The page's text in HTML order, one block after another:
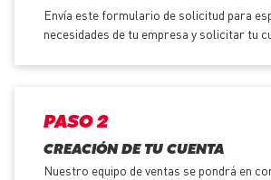
Envía este formulario de solicitud para
necesidades de tu empresa y solicitar tu
PASO 2
CREACIÓN DE TU CUENTA
Nuestro equipo de ventas se pondrá en